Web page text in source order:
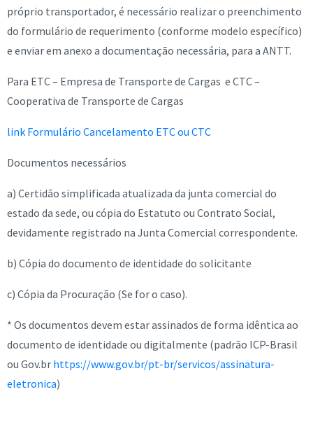
próprio transportador, é necessário realizar o preenchimento
do formulário de requerimento (conforme modelo específico)
e enviar em anexo a documentação necessária, para a ANTT.
Para ETC – Empresa de Transporte de Cargas e CTC –
Cooperativa de Transporte de Cargas
link Formulário Cancelamento ETC ou CTC
Documentos necessários
a) Certidão simplificada atualizada da junta comercial do
estado da sede, ou cópia do Estatuto ou Contrato Social,
devidamente registrado na Junta Comercial correspondente.
b) Cópia do documento de identidade do solicitante
c) Cópia da Procuração (Se for o caso).
* Os documentos devem estar assinados de forma idêntica ao
documento de identidade ou digitalmente (padrão ICP-Brasil
ou Gov.br https://www.gov.br/pt-br/servicos/assinatura-
eletronica)